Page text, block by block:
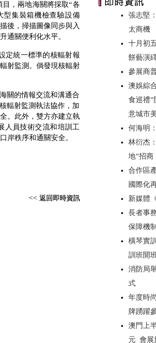
，兩地海關將採取“各
型集裝箱機檢查驗設備
後，掃描圖像同步與入
通關便利化水平。
定統一標準的核輻射報
射監測。倘發現核輻射
關的情報交流和溝通合
輻射監測執法協作，加
。此外，雙方亦建立執
人員技術交流和培訓工
岸秩序和通關安全。
<< 返回即時資訊
張志堅
太商機
十月初
餅藝演
參展商
澳娛綜
食巡禮
意城市
何海明
林衍杰
地”招
合作區
國際化
新媒體
長者事
保障機
橫琴實
訓班開
消防局
式
年度時
牌踴躍
澳門上
元 會展